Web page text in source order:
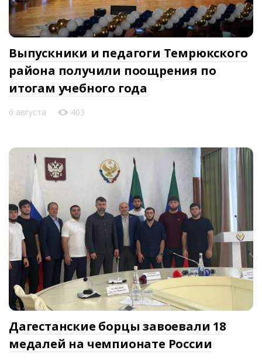
Выпускники и педагоги Темрюкского
района получили поощрения по
итогам учебного года
6 августа 403
Дагестанские борцы завоевали 18
медалей на чемпионате России